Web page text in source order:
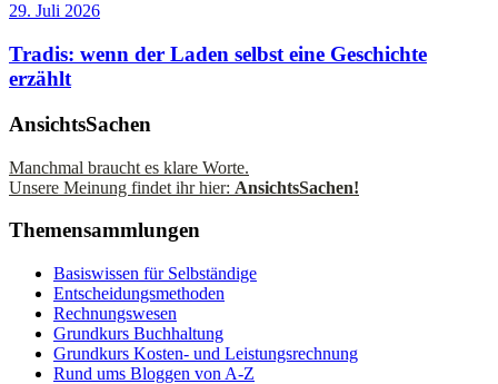
29. Juli 2026
Tradis: wenn der Laden selbst eine Geschichte
erzählt
AnsichtsSachen
Manchmal braucht es klare Worte.
Unsere Meinung findet ihr hier: AnsichtsSachen!
Themensammlungen
Basiswissen für Selbständige
Entscheidungsmethoden
Rechnungswesen
Grundkurs Buchhaltung
Grundkurs Kosten- und Leistungsrechnung
Rund ums Bloggen von A-Z